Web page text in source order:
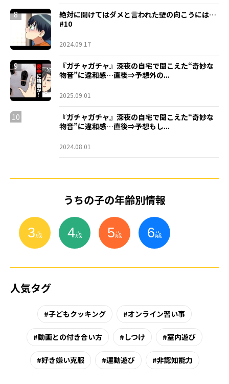
8
絶対に開けてはダメと言われた壁の向こうには…
#10
2024.09.17
9
『ガチャガチャ』深夜の自宅で聞こえた“奇妙な
物音”に違和感…直後⇒予想外の...
2025.09.01
10
『ガチャガチャ』深夜の自宅で聞こえた“奇妙な
物音”に違和感…直後⇒予想もし...
2024.08.01
うちの子の年齢別情報
3歳 4歳 5歳 6歳
人気タグ
子どもクッキング オンライン習い事
動画との付き合い方 しつけ 室内遊び
好き嫌い克服 運動遊び 非認知能力